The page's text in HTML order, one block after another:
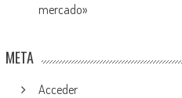
mercado»
META
Acceder